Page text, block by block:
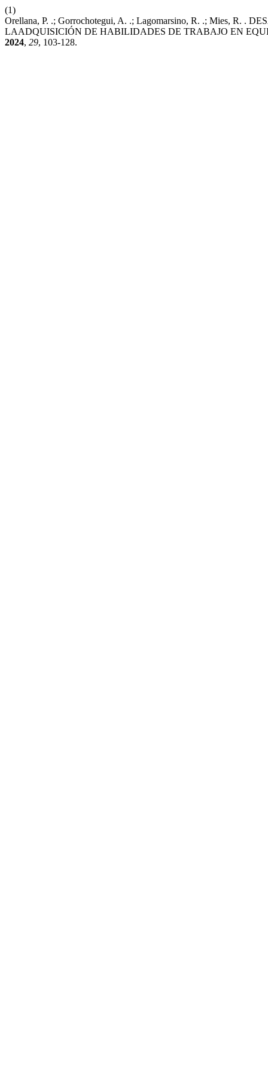
(1)
Orellana, P. .; Gorrochotegui, A. .; Lagomarsino, R. .; Mies, R. .
LAADQUISICIÓN DE HABILIDADES DE TRABAJO EN
2024, 29, 103-128.